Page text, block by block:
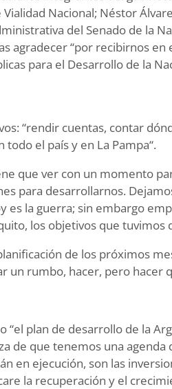
Nacional; Néstor
del Senado de la
agradecer “por recibirnos en
para el Desarrollo de la
“rendir cuentas, contar
el país y en La Pampa“.
que ver con un momento
para desarrollarnos.
es la guerra; sin embargo
los objetivos que tuvimos
de los próximos
un rumbo, hacer, pero hacer
plan de desarrollo de la
de que tenemos una agenda
en ejecución, son las
la recuperación y el